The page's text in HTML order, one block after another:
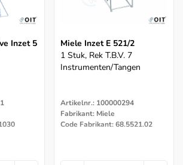
Inzet 5
Miele Inzet E 521/2
1 Stuk, Rek T.b.v. 7
Instrumenten/tangen
Artikelnr.: 100000294
Fabrikant: Miele
Code Fabrikant: 68.5521.02